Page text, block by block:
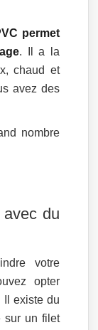
permet
. Il a la
chaud et
avez des
nombre
du
votre
opter
Il existe du
sur un filet